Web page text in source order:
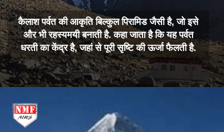
कैलाश पर्वत की आकृति बिल्कुल पिरामिड जैसी है, जो इसे
और भी रहस्यमयी बनाती है. कहा जाता है कि यह पर्वत
धरती का केंद्र है, जहां से पूरी सृष्टि की ऊर्जा फैलती है.